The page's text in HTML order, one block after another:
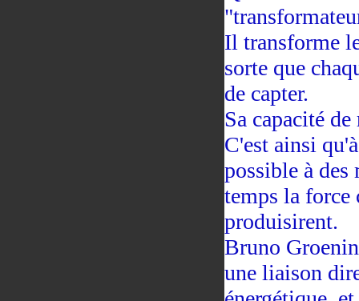
Il transforme
sorte que
de capter.
Sa capacité
C'est ainsi
possible à des
temps la force
produisirent.
Bruno
une liaison